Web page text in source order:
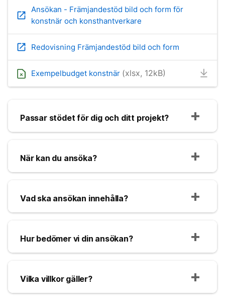
open_in_new
Ansökan - Främjandestöd bild och form för
konstnär och konsthantverkare
open_in_new Redovisning Främjandestöd bild och form
Exempelbudget konstnär (xlsx, 12kB)
Passar stödet för dig och ditt projekt?
När kan du ansöka?
Vad ska ansökan innehålla?
Hur bedömer vi din ansökan?
Vilka villkor gäller?